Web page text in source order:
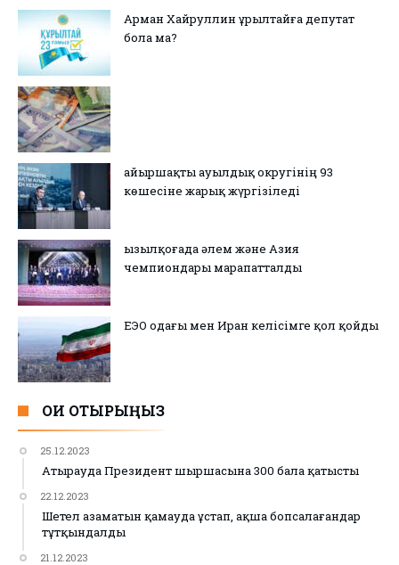
Арман Хайруллин Құрылтайға депутат
бола ма?
Қайыршақты ауылдық округінің 93
көшесіне жарық жүргізіледі
Қызылқоғада әлем және Азия
чемпиондары марапатталды
ЕЭО одағы мен Иран келісімге қол қойды
ОҚИ ОТЫРЫҢЫЗ
25.12.2023
Атырауда Президент шыршасына 300 бала қатысты
22.12.2023
Шетел азаматын қамауда ұстап, ақша бопсалағандар
тұтқындалды
21.12.2023